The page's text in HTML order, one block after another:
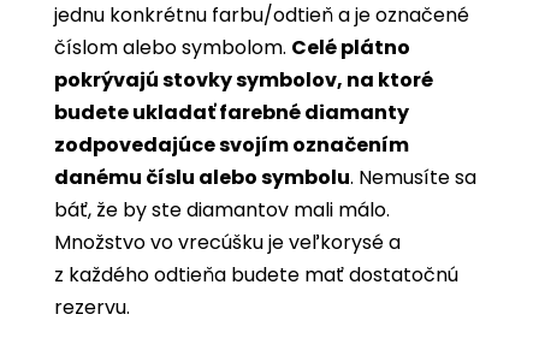
jednu konkrétnu farbu/odtieň a je označené
číslom alebo symbolom. Celé plátno
pokrývajú stovky symbolov, na ktoré
budete ukladať farebné diamanty
zodpovedajúce svojím označením
danému číslu alebo symbolu. Nemusíte sa
báť, že by ste diamantov mali málo.
Množstvo vo vrecúšku je veľkorysé a
z každého odtieňa budete mať dostatočnú
rezervu.